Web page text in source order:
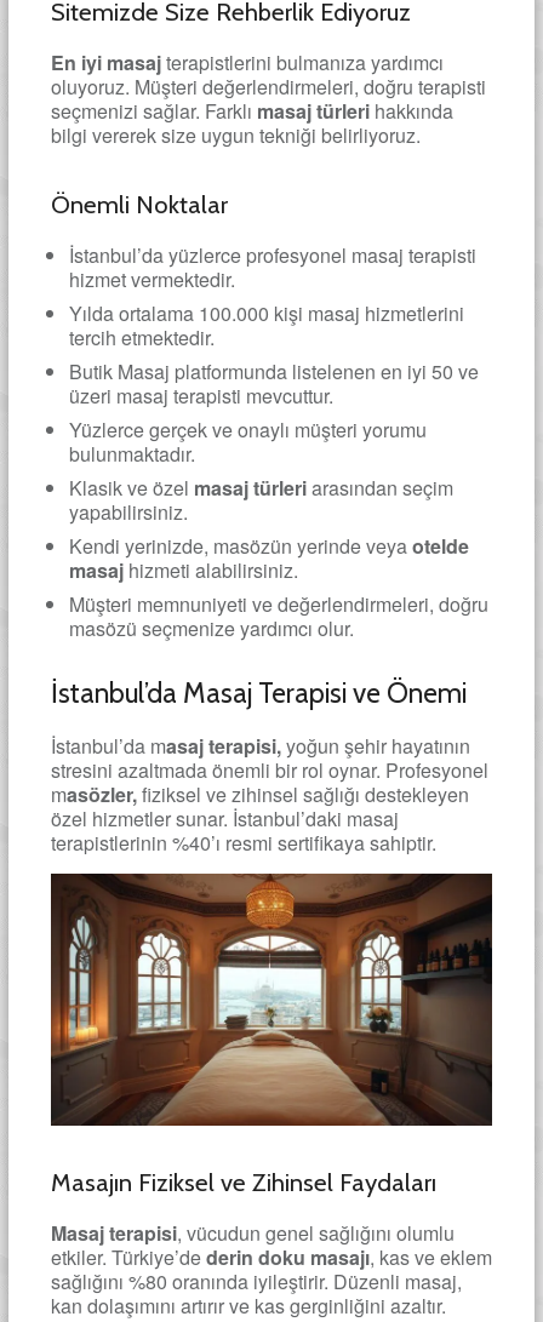
Sitemizde Size Rehberlik Ediyoruz
En iyi masajterapistlerini bulmanıza yardımcı
oluyoruz. Müşteri değerlendirmeleri, doğru terapisti
seçmenizi sağlar. Farklı masaj türlerihakkında
bilgi vererek size uygun tekniği belirliyoruz.
Önemli Noktalar
İstanbul’da yüzlerce profesyonel masaj terapisti
hizmet vermektedir.
Yılda ortalama 100.000 kişi masaj hizmetlerini
tercih etmektedir.
Butik Masaj platformunda listelenen en iyi 50 ve
üzeri masaj terapisti mevcuttur.
Yüzlerce gerçek ve onaylı müşteri yorumu
bulunmaktadır.
Klasik ve özel masaj türleriarasından seçim
yapabilirsiniz.
Kendi yerinizde, masözün yerinde veyaotelde
masajhizmeti alabilirsiniz.
Müşteri memnuniyeti ve değerlendirmeleri, doğru
masözü seçmenize yardımcı olur.
İstanbul’da Masaj Terapisi ve Önemi
İstanbul’da masaj terapisi,yoğun şehir hayatının
stresini azaltmada önemli bir rol oynar. Profesyonel
masözler,fiziksel ve zihinsel sağlığı destekleyen
özel hizmetler sunar. İstanbul’daki masaj
terapistlerinin %40’ı resmi sertifikaya sahiptir.
Masajın Fiziksel ve Zihinsel Faydaları
Masaj terapisi, vücudun genel sağlığını olumlu
etkiler. Türkiye’dederin doku masajı, kas ve eklem
sağlığını %80 oranında iyileştirir. Düzenli masaj,
kan dolaşımını artırır ve kas gerginliğini azaltır.